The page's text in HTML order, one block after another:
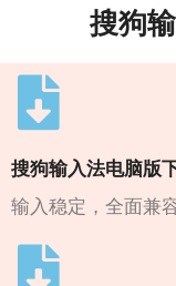
搜狗
搜狗输入法电脑版
输入稳定，全面兼